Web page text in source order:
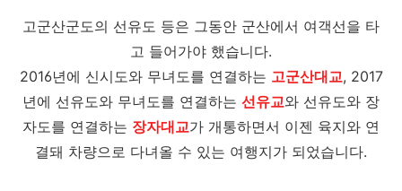
고군산군도의 선유도 등은 그동안 군산에서 여객선을 타
고 들어가야 했습니다.
2016년에 신시도와 무녀도를 연결하는 고군산대교, 2017
년에 선유도와 무녀도를 연결하는 선유교와 선유도와 장
자도를 연결하는 장자대교가 개통하면서 이젠 육지와 연
결돼 차량으로 다녀올 수 있는 여행지가 되었습니다.